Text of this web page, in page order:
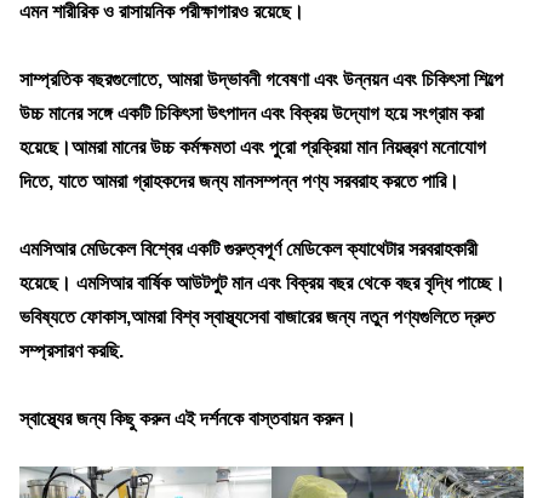
এমন শারীরিক ও রাসায়নিক পরীক্ষাগারও রয়েছে।
সাম্প্রতিক বছরগুলোতে, আমরা উদ্ভাবনী গবেষণা এবং উন্নয়ন এবং চিকিৎসা শিল্পে
উচ্চ মানের সঙ্গে একটি চিকিৎসা উৎপাদন এবং বিক্রয় উদ্যোগ হয়ে সংগ্রাম করা
হয়েছে।আমরা মানের উচ্চ কর্মক্ষমতা এবং পুরো প্রক্রিয়া মান নিয়ন্ত্রণ মনোযোগ
দিতে, যাতে আমরা গ্রাহকদের জন্য মানসম্পন্ন পণ্য সরবরাহ করতে পারি।
এমসিআর মেডিকেল বিশ্বের একটি গুরুত্বপূর্ণ মেডিকেল ক্যাথেটার সরবরাহকারী
হয়েছে। এমসিআর বার্ষিক আউটপুট মান এবং বিক্রয় বছর থেকে বছর বৃদ্ধি পাচ্ছে।
ভবিষ্যতে ফোকাস,আমরা বিশ্ব স্বাস্থ্যসেবা বাজারের জন্য নতুন পণ্যগুলিতে দ্রুত
সম্প্রসারণ করছি.
স্বাস্থ্যের জন্য কিছু করুন এই দর্শনকে বাস্তবায়ন করুন।